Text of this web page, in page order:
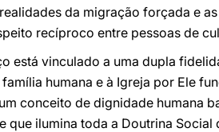
da migração forçada e
recíproco entre pessoas de
está vinculado a uma dupla
humana e à Igreja por Ele
conceito de dignidade humana
que ilumina toda a Doutrina